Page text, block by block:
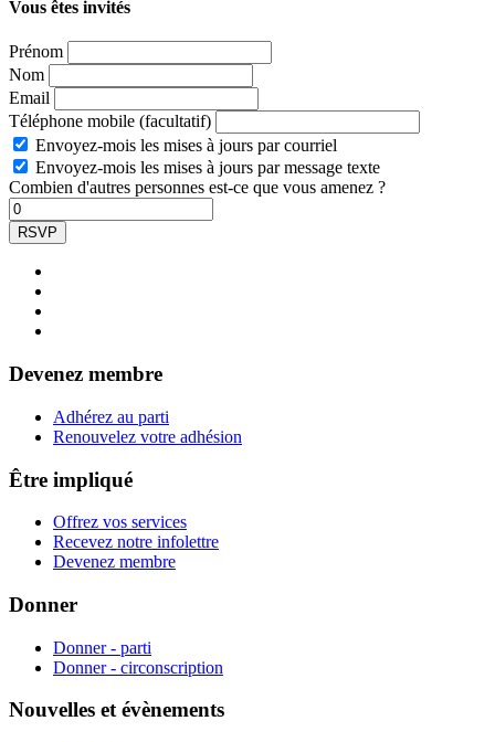
Vous êtes invités
Prénom
Nom
Email
Téléphone mobile (facultatif)
Envoyez-mois les mises à jours par courriel
Envoyez-mois les mises à jours par message texte
Combien d'autres personnes est-ce que vous amenez ?
Devenez membre
Adhérez au parti
Renouvelez votre adhésion
Être impliqué
Offrez vos services
Recevez notre infolettre
Devenez membre
Donner
Donner - parti
Donner - circonscription
Nouvelles et évènements